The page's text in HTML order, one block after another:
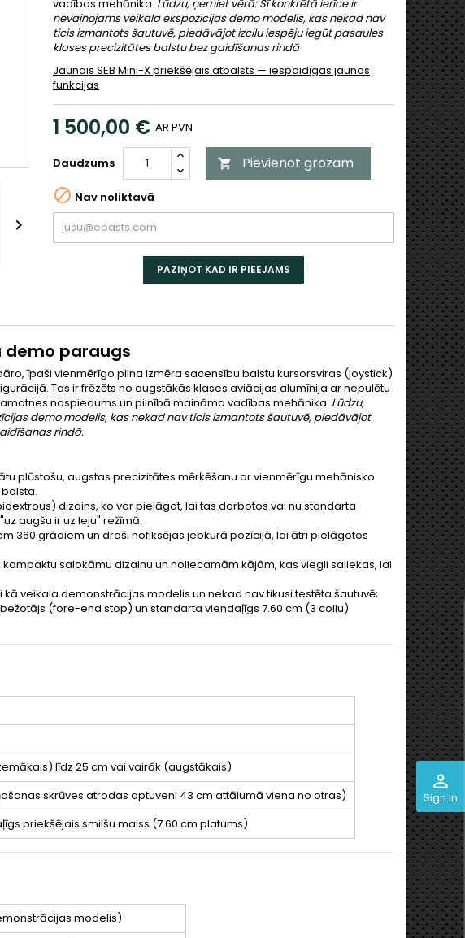
perm_identity
Sign In

vadības mehānika. Lūdzu, ņemiet vērā: Šī konkrētā ierīce ir
nevainojams veikala ekspozīcijas demo modelis, kas nekad nav
ticis izmantots šautuvē, piedāvājot izcilu iespēju iegūt pasaules
klases precizitātes balstu bez gaidīšanas rindā
Jaunais SEB Mini-X priekšējais atbalsts — iespaidīgas jaunas
funkcijas
1 500,00 € AR PVN
Daudzums  Pievienot grozam
 Nav noliktavā
PAZIŅOT KAD IR PIEEJAMS
demo paraugs
īpaši vienmērīgo pilna izmēra sacensību balstu kursorsviras (joystick)
Tas ir frēzēts no augstākās klases aviācijas alumīnija ar nepulētu
nospiedums un pilnībā maināma vadības mehānika. Lūdzu,
demo modelis, kas nekad nav ticis izmantots šautuvē, piedāvājot
rindā.
plūstošu, augstas precizitātes mērķēšanu ar vienmērīgu mehānisko
dizains, ko var pielāgot, lai tas darbotos vai nu standarta
augšu ir uz leju" režīmā.
360 grādiem un droši nofiksējas jebkurā pozīcijā, lai ātri pielāgotos
salokāmu dizainu un noliecamām kājām, kas viegli saliekas, lai
kā veikala demonstrācijas modelis un nekad nav tikusi testēta šautuvē;
(fore-end stop) un standarta viendaļīgs 7.60 cm (3 collu)
līdz 25 cm vai vairāk (augstākais)
skrūves atrodas aptuveni 43 cm attālumā viena no otras)
priekšējais smilšu maiss (7.60 cm platums)
modelis)